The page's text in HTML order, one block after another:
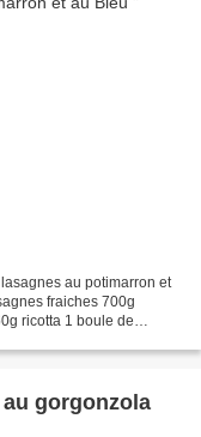
au potimarron et
fraiches 700g
ricotta 1 boule de
gorgonzola